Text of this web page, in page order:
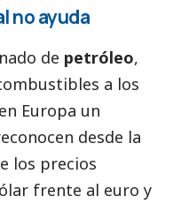
no ayuda
de petróleo,
a los
Europa un
desde la
los precios
frente al euro y